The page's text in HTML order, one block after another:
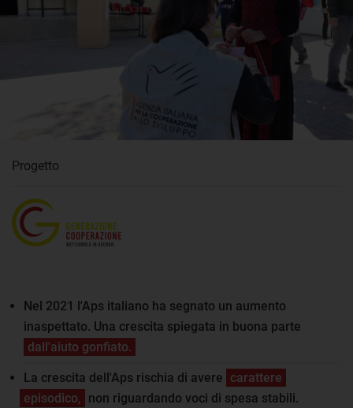
Progetto
Nel 2021 l'Aps italiano ha segnato un aumento
inaspettato. Una crescita spiegata in buona parte
dall'aiuto gonfiato.
La crescita dell'Aps rischia di avere carattere
episodico, non riguardando voci di spesa stabili.